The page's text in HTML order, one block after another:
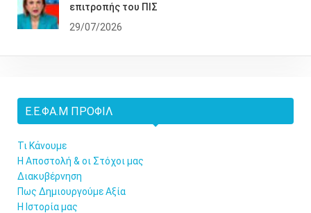
επιτροπής του ΠΙΣ
29/07/2026
Ε.Ε.ΦΑ.Μ ΠΡΟΦΊΛ
Τι Κάνουμε
Η Αποστολή & οι Στόχοι μας
Διακυβέρνηση
Πως Δημιουργούμε Αξία
Η Ιστορία μας